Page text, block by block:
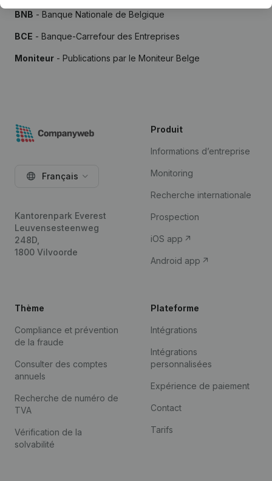
BNB - Banque Nationale de Belgique
BCE - Banque-Carrefour des Entreprises
Moniteur - Publications par le Moniteur Belge
Français
Kantorenpark Everest
Leuvensesteenweg
248D,
1800 Vilvoorde
Produit
Informations d’entreprise
Monitoring
Recherche internationale
Prospection
iOS app
Android app
Thème
Compliance et prévention
de la fraude
Consulter des comptes
annuels
Recherche de numéro de
TVA
Vérification de la
solvabilité
Plateforme
Intégrations
Intégrations
personnalisées
Expérience de paiement
Contact
Tarifs